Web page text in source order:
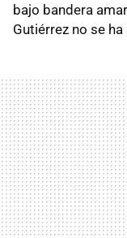
bajo bandera
Gutiérrez no se